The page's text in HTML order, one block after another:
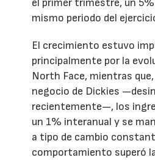
el primer trimestre, un 5%
mismo periodo del
El crecimiento estuvo
principalmente por la
North Face, mientras
negocio de Dickies
recientemente—, los
un 1% interanual y se
a tipo de cambio
comportamiento superó